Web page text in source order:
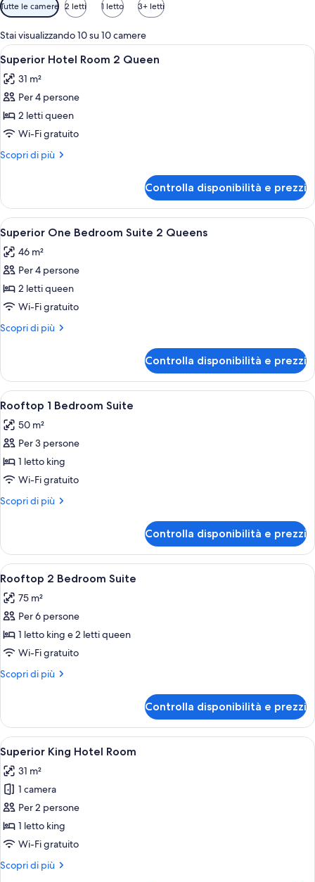
disponibili
per
le
camere
Tutte le camere 2 letti 1 letto 3+ letti
Stai visualizzando 10 su 10 camere
Apri
tutte
le
foto
per
Superior
Hotel
Room
Queen
Una camera d'albergo con due letti,
8
Superior Hotel Room 2 Queen
31 m²
Per 4 persone
2 letti queen
Wi-Fi gratuito
Scopri di più
Altri
Hotel
Room
2
Queen
Controlla disponibilità e prezzi
Apri
tutte
le
foto
per
Superior
One
Bedroom
2
Queens
Camera d'albergo con due letti
8
Superior One Bedroom Suite 2 Queens
46 m²
Per 4 persone
2 letti queen
Wi-Fi gratuito
Scopri di più
Altri
One
Bedroom
Suite
Queens
Controlla disponibilità e prezzi
Apri
tutte
le
foto
per
Rooftop
1
Bedroom
Camera da letto con un letto
10
Rooftop 1 Bedroom Suite
50 m²
Per 3 persone
1 letto king
Wi-Fi gratuito
Scopri di più
Altri
1
Bedroom
Suite
Controlla disponibilità e prezzi
Apri
tutte
le
foto
per
Rooftop
2
Bedroom
Una camera d'albergo con due letti,
10
Rooftop 2 Bedroom Suite
75 m²
Per 6 persone
1 letto king e 2 letti queen
Wi-Fi gratuito
Scopri di più
Altri
2
Bedroom
Suite
Controlla disponibilità e prezzi
Apri
tutte
le
foto
per
Superior
King
Room
Una camera d'albergo con un letto,
8
Superior King Hotel Room
31 m²
1 camera
Per 2 persone
1 letto king
Wi-Fi gratuito
Scopri di più
Altri